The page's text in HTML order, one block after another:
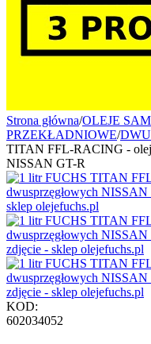
Strona główna/OLEJE
PRZEKŁADNIOWE/
TITAN FFL-RACING - olej
NISSAN GT-R
KOD:
602034052